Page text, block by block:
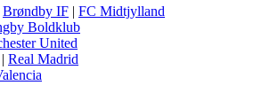
Brøndby IF | FC Midtjylland
Boldklub
United
| Real Madrid